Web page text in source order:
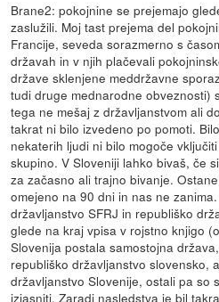
Brane2: pokojnine se prejemajo
zaslužili. Moj tast prejema del
Francije, seveda sorazmerno s
državah in v njih plačevali
države sklenjene meddržavne
tudi druge mednarodne obveznosti)
tega ne mešaj z državljanstvom ali
takrat ni bilo izvedeno po pomoti.
nekaterih ljudi ni bilo mogoče
skupino. V Sloveniji lahko bivaš, če
za začasno ali trajno bivanje.
omejeno na 90 dni in nas ne
državljanstvo SFRJ in republiško
glede na kraj vpisa v rojstno knjigo
Slovenija postala samostojna
republiško državljanstvo slovensko,
državljanstvo Slovenije, ostali pa so
izjasniti. Zaradi nasledstva je bil